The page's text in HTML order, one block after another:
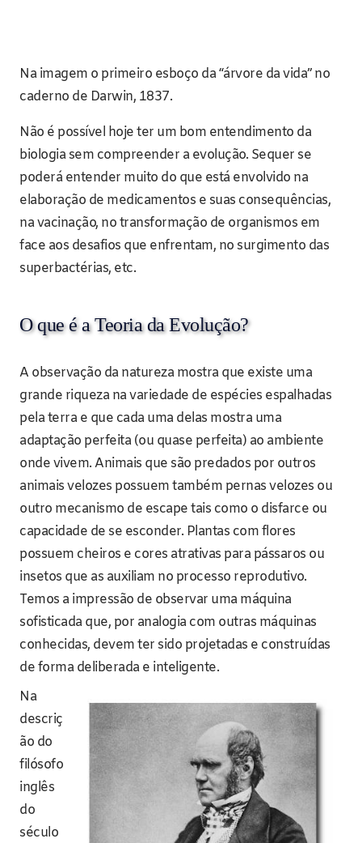
Na imagem o primeiro esboço da “árvore da vida” no
caderno de Darwin, 1837.
Não é possível hoje ter um bom entendimento da
biologia sem compreender a evolução. Sequer se
poderá entender muito do que está envolvido na
elaboração de medicamentos e suas consequências,
na vacinação, no transformação de organismos em
face aos desafios que enfrentam, no surgimento das
superbactérias, etc.
O que é a Teoria da Evolução?
A observação da natureza mostra que existe uma
grande riqueza na variedade de espécies espalhadas
pela terra e que cada uma delas mostra uma
adaptação perfeita (ou quase perfeita) ao ambiente
onde vivem. Animais que são predados por outros
animais velozes possuem também pernas velozes ou
outro mecanismo de escape tais como o disfarce ou
capacidade de se esconder. Plantas com flores
possuem cheiros e cores atrativas para pássaros ou
insetos que as auxiliam no processo reprodutivo.
Temos a impressão de observar uma máquina
sofisticada que, por analogia com outras máquinas
conhecidas, devem ter sido projetadas e construídas
de forma deliberada e inteligente.
Na
descriç
ão do
filósofo
inglês
do
século